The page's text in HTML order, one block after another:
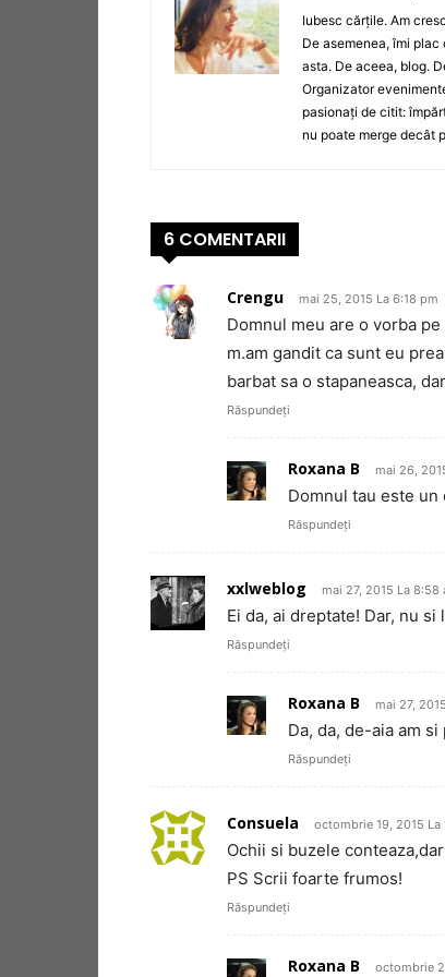
Iubesc cărțile. Am
De asemenea, îmi
asta. De aceea, blog.
Organizator
pasionați de citit:
nu poate merge decât
6 COMENTARII
Crengu mai 25, 2015 La 6:18 pm
Domnul meu are o vorba
m.am gandit ca sunt eu
barbat sa o stapaneasca,
Răspundeți
Roxana B mai 26,
Domnul tau este un
Răspundeți
xxlweblog mai 27, 2015 La 8:58
Ei da, ai dreptate! Dar, nu
Răspundeți
Roxana B mai 27,
Da, da, de-aia am si
Răspundeți
Consuela octombrie 19, 2015 La
Ochii si buzele
PS Scrii foarte frumos!
Răspundeți
Roxana B octombrie